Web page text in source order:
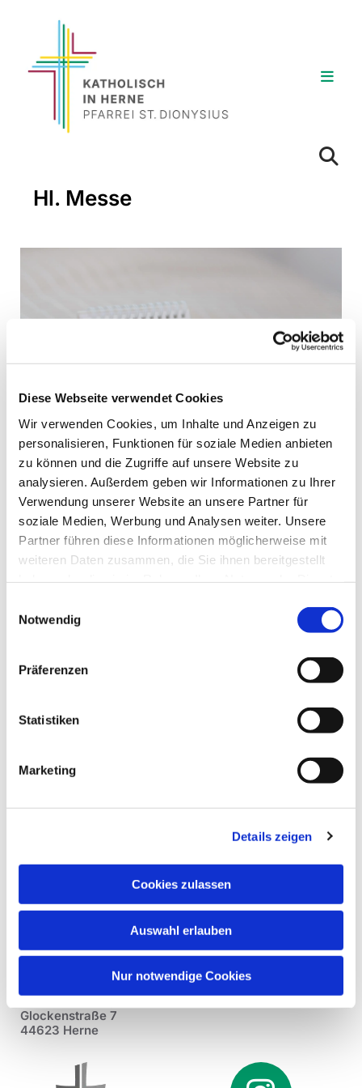
Diese Webseite verwendet Cookies
Wir verwenden Cookies, um Inhalte und Anzeigen zu
personalisieren, Funktionen für soziale Medien anbieten
zu können und die Zugriffe auf unsere Website zu
analysieren. Außerdem geben wir Informationen zu Ihrer
Verwendung unserer Website an unsere Partner für
soziale Medien, Werbung und Analysen weiter. Unsere
Partner führen diese Informationen möglicherweise mit
weiteren Daten zusammen, die Sie ihnen bereitgestellt
Notwendig
Präferenzen
Statistiken
Marketing
Details zeigen
Cookies zulassen
Auswahl erlauben
Nur notwendige Cookies
Hl. Messe
Dienstag, 18. Mai 2027, 18:30 Uhr
St. Bonifatius, Bahnhofstraße 38,
Pfarrei St. Dionysius Herne
Glockenstraße 7
44623 Herne